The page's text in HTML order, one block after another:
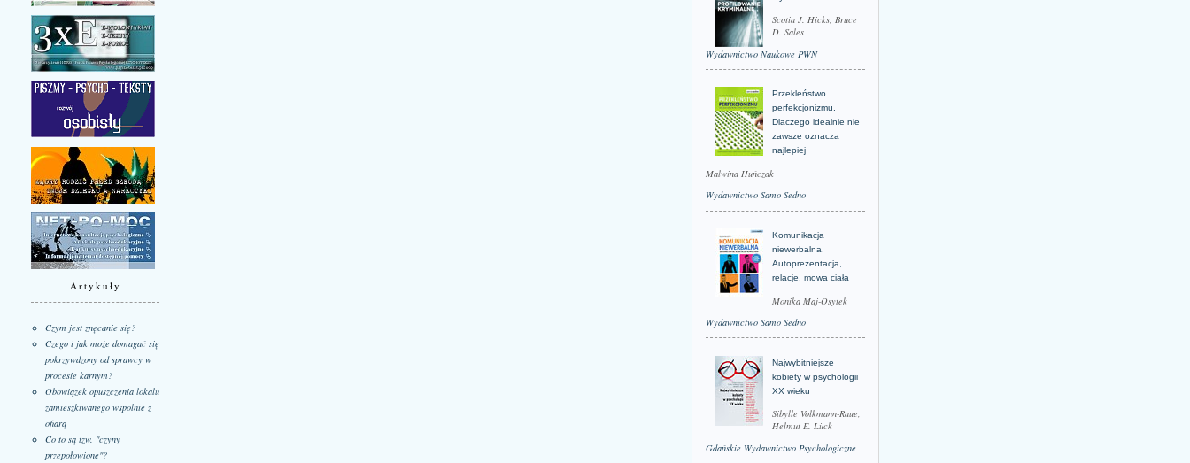
Artykuły
Czym jest znęcanie się?
Czego i jak może domagać się
pokrzywdzony od sprawcy w
procesie karnym?
Obowiązek opuszczenia lokalu
zamieszkiwanego wspólnie z
ofiarą
Co to są tzw. "czyny
przepołowione"?
Scotia J. Hicks, Bruce
D. Sales
Wydawnictwo Naukowe PWN
Przekleństwo
perfekcjonizmu.
Dlaczego idealnie nie
zawsze oznacza
najlepiej
Malwina Huńczak
Wydawnictwo Samo Sedno
Komunikacja
niewerbalna.
Autoprezentacja,
relacje, mowa ciała
Monika Maj-Osytek
Wydawnictwo Samo Sedno
Najwybitniejsze
kobiety w psychologii
XX wieku
Sibylle Volkmann-Raue,
Helmut E. Lück
Gdańskie Wydawnictwo Psychologiczne